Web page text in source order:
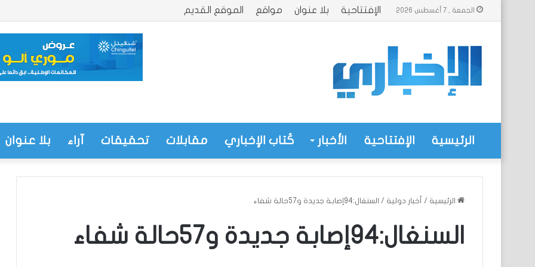
الجمعة , 7 أغسطس 2026 الإفتتاحية بلا عنوان مواقع الموقع القديم
الرئيسية الإفتتاحية الأخبار كُتاب الإخباري مقابلات تحقيقات آراء بلا عنوان
الرئيسية / أخبار دولية / السنغال:94إصابة جديدة و57حالة شفاء
السنغال:94إصابة جديدة و57حالة شفاء